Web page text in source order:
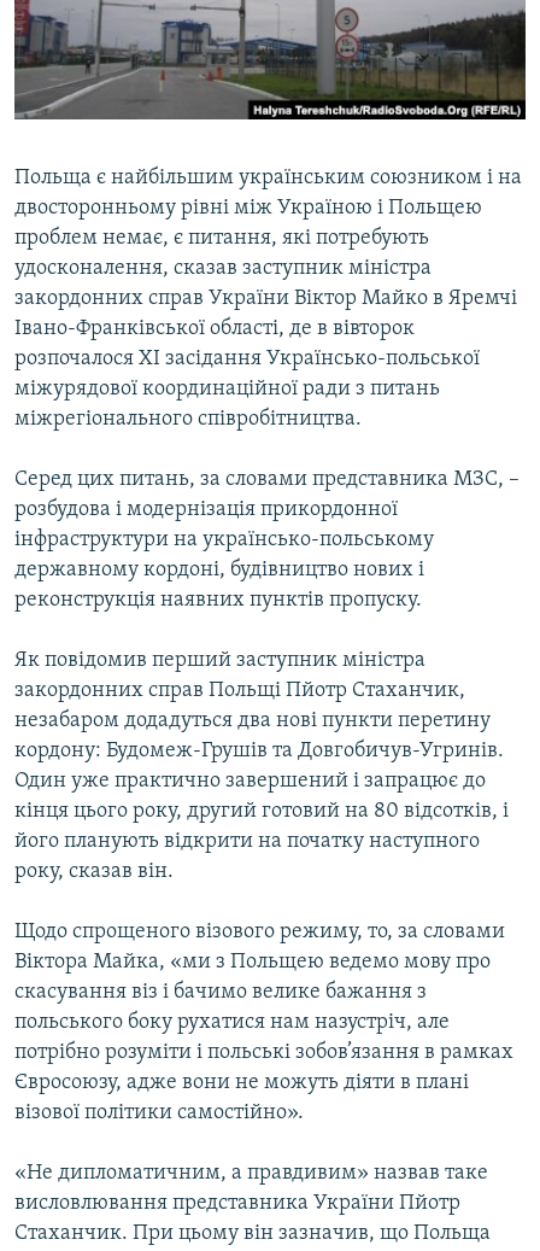
ВІДЕОУРОКИ «ELIFBE»
СВІДЧЕННЯ ОКУПАЦІЇ
УКРАЇНСЬКА ПРОБЛЕМА КРИМУ
Русский
Qırımtatar
Усі сайти RFE/RL
Польща є найбільшим українським союзником і на
двосторонньому рівні між Україною і Польщею
проблем немає, є питання, які потребують
удосконалення, сказав заступник міністра
закордонних справ України Віктор Майко в Яремчі
Івано-Франківської області, де в вівторок
розпочалося ХІ засідання Українсько-польської
міжурядової координаційної ради з питань
міжрегіонального співробітництва.
Серед цих питань, за словами представника МЗС, –
розбудова і модернізація прикордонної
інфраструктури на українсько-польському
державному кордоні, будівництво нових і
реконструкція наявних пунктів пропуску.
Як повідомив перший заступник міністра
закордонних справ Польщі Пйотр Стаханчик,
незабаром додадуться два нові пункти перетину
кордону: Будомеж-Грушів та Довгобичув-Угринів.
Один уже практично завершений і запрацює до
кінця цього року, другий готовий на 80 відсотків, і
його планують відкрити на початку наступного
року, сказав він.
Щодо спрощеного візового режиму, то, за словами
Віктора Майка, «ми з Польщею ведемо мову про
скасування віз і бачимо велике бажання з
польського боку рухатися нам назустріч, але
потрібно розуміти і польські зобов’язання в рамках
Євросоюзу, адже вони не можуть діяти в плані
візової політики самостійно».
«Не дипломатичним, а правдивим» назвав таке
висловлювання представника України Пйотр
Стаханчик. При цьому він зазначив, що Польща